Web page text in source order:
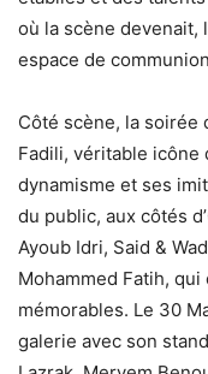
où la scène devenait,
espace de
Côté scène, la soirée
Fadili, véritable icône
dynamisme et ses
du public, aux côtés
Ayoub Idri, Said &
Mohammed Fatih,
mémorables. Le 30
galerie avec son